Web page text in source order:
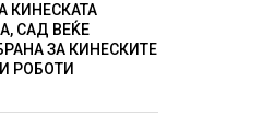
КИНЕСКАТА
САД ВЕЌЕ
ЗА КИНЕСКИТЕ
РОБОТИ